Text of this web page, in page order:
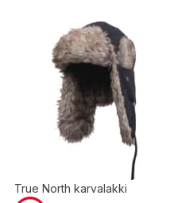
True North karvalakki